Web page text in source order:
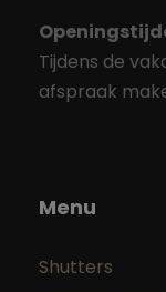
Tijdens de
afspraak
Menu
Shutters